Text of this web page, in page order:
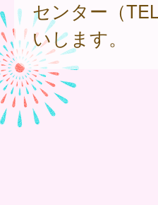
センター（
いします。